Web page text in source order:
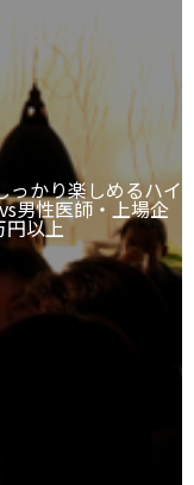
っかり楽しめるハイ
男性医師・上場企
円以上